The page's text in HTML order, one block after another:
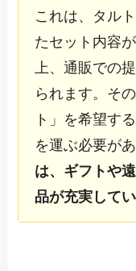
これは、タル
たセット内容
上、通販での
られます。そ
ト」を希望す
を運ぶ必要があ
は、ギフトや
品が充実してい